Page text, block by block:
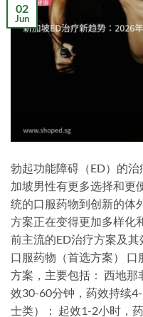
02
Jun
勃起功能障碍（ED）的
加坡男性有更多选择和更
统的口服药物到创新的体
方案正在变得更加多样化
前主流的ED治疗方案及
口服药物（首选方案）
方案，主要包括： 西地那
效30-60分钟，药效持续
士类）： 起效1-2小时，